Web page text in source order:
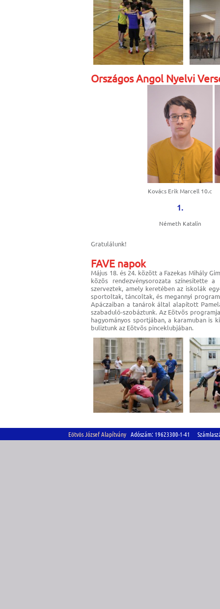
Országos Angol Nyelvi
Kovács Erik Marcell 10.c
1.
Németh Katalin
Gratulálunk!
FAVE napok
Május 18. és 24. között a Fazekas Mihály
közös rendezvénysorozata színesítette
szerveztek, amely keretében az iskolák
sportoltak, táncoltak, és megannyi
Apáczaiban a tanárok által alapított
szabaduló-szobáztunk. Az Eötvös
hagyományos sportjában, a karamuban is
buliztunk az Eötvös pinceklubjában.
Eötvös József Alapítvány Adószám: 19623300-1-41